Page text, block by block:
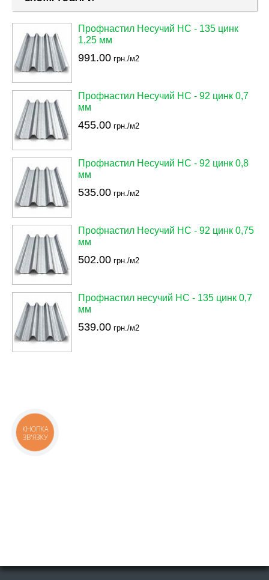
Профнастил Несучий НС - 135 цинк
1,25 мм
991.00 грн./м2
Профнастил Несучий НС - 92 цинк 0,7
мм
455.00 грн./м2
Профнастил Несучий НС - 92 цинк 0,8
мм
535.00 грн./м2
Профнастил Несучий НС - 92 цинк 0,75
мм
502.00 грн./м2
Профнастил несучий НС - 135 цинк 0,7
мм
539.00 грн./м2
КНОПКА
ЗВ'ЯЗКУ